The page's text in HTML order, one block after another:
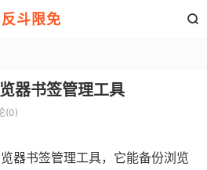
反斗限免 
器书签管理工具
(0)
器书签管理工具，它能备份浏览